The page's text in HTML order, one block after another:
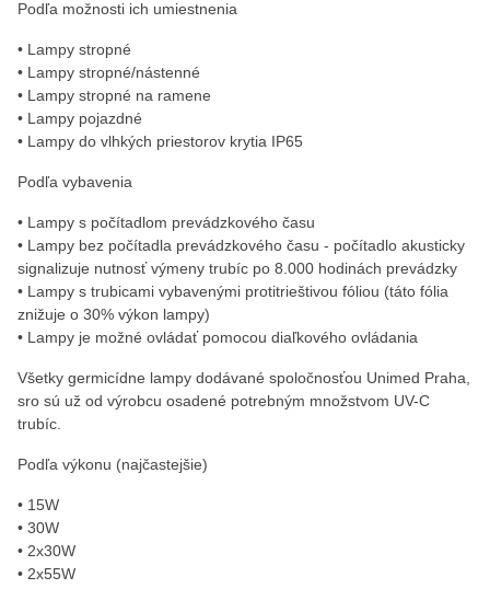
Podľa možnosti ich umiestnenia
• Lampy stropné
• Lampy stropné/nástenné
• Lampy stropné na ramene
• Lampy pojazdné
• Lampy do vlhkých priestorov krytia IP65
Podľa vybavenia
• Lampy s počítadlom prevádzkového času
• Lampy bez počítadla prevádzkového času - počítadlo akusticky
signalizuje nutnosť výmeny trubíc po 8.000 hodinách prevádzky
• Lampy s trubicami vybavenými protitrieštivou fóliou (táto fólia
znižuje o 30% výkon lampy)
• Lampy je možné ovládať pomocou diaľkového ovládania
Všetky germicídne lampy dodávané spoločnosťou Unimed Praha,
sro sú už od výrobcu osadené potrebným množstvom UV-C
trubíc.
Podľa výkonu (najčastejšie)
• 15W
• 30W
• 2x30W
• 2x55W